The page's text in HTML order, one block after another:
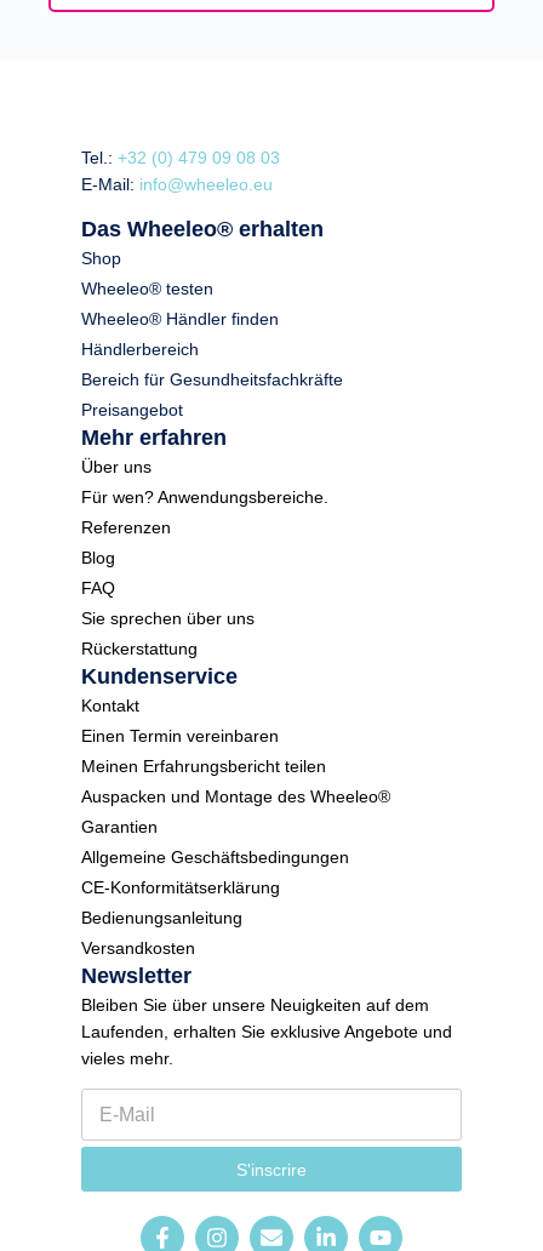
Tel.:+32 (0) 479 09 08 03
E-Mail: info@wheeleo.eu
Das Wheeleo® erhalten
Shop
Wheeleo® testen
Wheeleo® Händler finden
Händlerbereich
Bereich für Gesundheitsfachkräfte
Preisangebot
Mehr erfahren
Über uns
Für wen? Anwendungsbereiche.
Referenzen
Blog
FAQ
Sie sprechen über uns
Rückerstattung
Kundenservice
Kontakt
Einen Termin vereinbaren
Meinen Erfahrungsbericht teilen
Auspacken und Montage des Wheeleo®
Garantien
Allgemeine Geschäftsbedingungen
CE-Konformitätserklärung
Bedienungsanleitung
Versandkosten
Newsletter
Bleiben Sie über unsere Neuigkeiten auf dem
Laufenden, erhalten Sie exklusive Angebote und
vieles mehr.
r
E
M
S'inscrire